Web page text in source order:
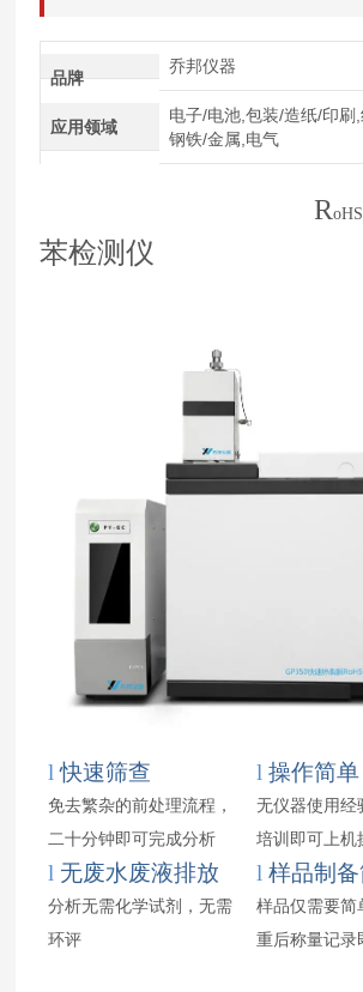
品牌
乔邦仪器
应用领域
电子/电池,包装/造纸/印刷,
钢铁/金属,电气
RoHS
苯检测仪
l快速筛查 l操作简单
免去繁杂的前处理流程，
二十分钟即可完成分析
无仪器使用经
培训即可上机
l 无废水废液排放 l样品制
分析无需化学试剂，无需
环评
样品仅需要简
重后称量记录